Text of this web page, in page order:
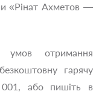
«Рінат Ахметов —
умов отримання
гарячу
або пишіть в